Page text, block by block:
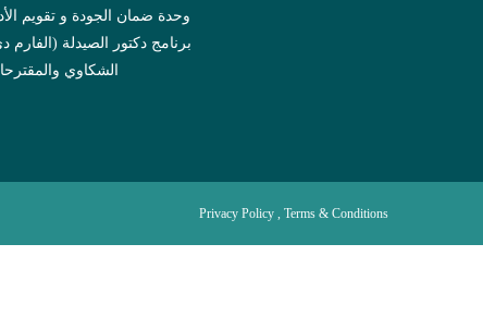
وحدة ضمان الجودة و تقويم
برنامج دكتور الصيدلة (الفارم
الشكاوي
Privacy Policy , Terms & Conditions